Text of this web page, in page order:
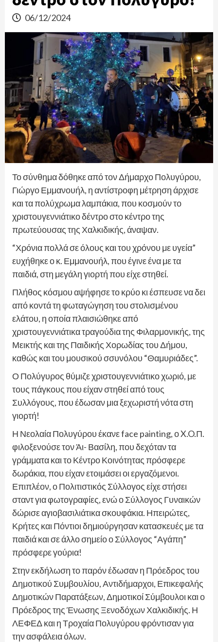
06/12/2024
Το σύνθημα δόθηκε από τον Δήμαρχο Πολυγύρου,
Γιώργο Εμμανουήλ, η αντίστροφη μέτρηση άρχισε
και τα πολύχρωμα λαμπάκια, που κοσμούν το
χριστουγεννιάτικο δέντρο στο κέντρο της
πρωτεύουσας της Χαλκιδικής, άναψαν.
“Χρόνια πολλά σε όλους και του χρόνου με υγεία”
ευχήθηκε ο κ. Εμμανουήλ, που έγινε ένα με τα
παιδιά, στη μεγάλη γιορτή που είχε στηθεί.
Πλήθος κόσμου αψήφησε το κρύο κι έσπευσε να δει
από κοντά τη φωταγώγηση του στολισμένου
ελάτου, η οποία πλαισιώθηκε από
χριστουγεννιάτικα τραγούδια της Φιλαρμονικής, της
Μεικτής και της Παιδικής Χορωδίας του Δήμου,
καθώς και του μουσικού σσυνόλου “Θαμυριάδες”.
Ο Πολύγυρος θύμιζε χριστουγεννιάτικο χωριό, με
τους πάγκους που είχαν στηθεί από τους
Συλλόγους, που έδωσαν μια ξεχωριστή νότα στη
γιορτή!
Η Νεολαία Πολυγύρου έκανε face painting, ο X.O.Π.
φιλοξενούσε τον Άι- Βασίλη, που δεχόταν τα
γράμματα και το Κέντρο Κοινότητας πρόσφερε
δωράκια, που είχαν ετοιμάσει οι εργαζόμενοι.
Επιπλέον, ο Πολιτιστικός Σύλλογος είχε στήσει
σταντ για φωτογραφίες, ενώ ο Σύλλογος Γυναικών
δώρισε αγιοβασιλιάτικα σκουφάκια. Ηπειρώτες,
Κρήτες και Πόντιοι δημιούργησαν κατασκευές με τα
παιδιά και σε άλλο σημείο ο Σύλλογος “Αγάπη”
πρόσφερε γούρια!
Στην εκδήλωση το παρόν έδωσαν η Πρόεδρος του
Δημοτικού Συμβουλίου, Αντιδήμαρχοι, Επικεφαλής
Δημοτικών Παρατάξεων, Δημοτικοί Σύμβουλοι και ο
Πρόεδρος της Ένωσης Ξενοδόχων Χαλκιδικής. Η
ΛΕΦΕΔ και η Τροχαία Πολυγύρου φρόντισαν για
την ασφάλεια όλων.